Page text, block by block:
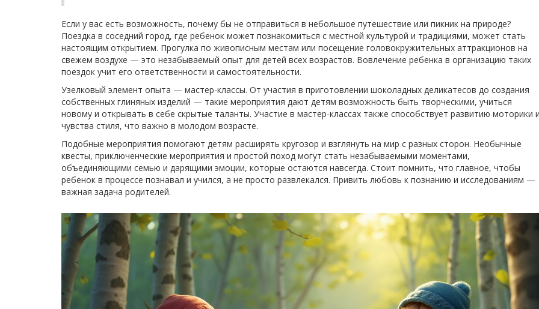
Если у вас есть возможность, почему бы не отправиться в небольшое путешествие или пикник на природе?
Поездка в соседний город, где ребенок может познакомиться с местной культурой и традициями, может стать
настоящим открытием. Прогулка по живописным местам или посещение головокружительных аттракционов на
свежем воздухе — это незабываемый опыт для детей всех возрастов. Вовлечение ребенка в организацию таких
поездок учит его ответственности и самостоятельности.
Узелковый элемент опыта — мастер-классы. От участия в приготовлении шоколадных деликатесов до создания
собственных глиняных изделий — такие мероприятия дают детям возможность быть творческими, учиться
новому и открывать в себе скрытые таланты. Участие в мастер-классах также способствует развитию моторики
чувства стиля, что важно в молодом возрасте.
Подобные мероприятия помогают детям расширять кругозор и взглянуть на мир с разных сторон. Необычные
квесты, приключенческие мероприятия и простой поход могут стать незабываемыми моментами,
объединяющими семью и дарящими эмоции, которые остаются навсегда. Стоит помнить, что главное, чтобы
ребенок в процессе познавал и учился, а не просто развлекался. Привить любовь к познанию и исследованиям —
важная задача родителей.